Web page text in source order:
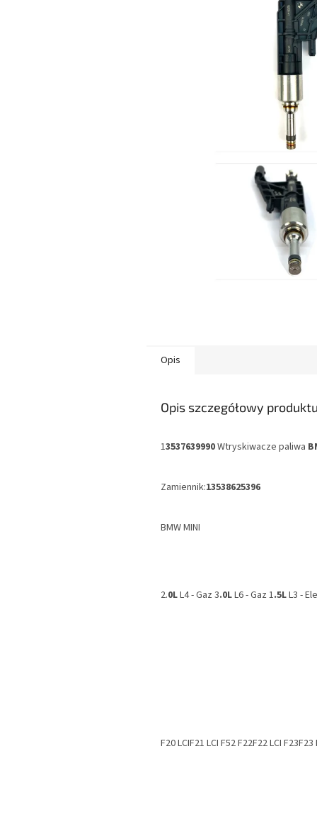
Opis
Opis szczegółowy
13537639990Wtryskiwacze paliwa
Zamiennik:13538625396
BMW MINI
2.0LL4 - Gaz 3.0LL6 - Gaz 1.5LL3 -
F20LCIF21 LCI F52F22F22 LCI F23F23